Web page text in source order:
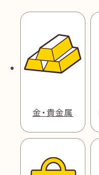
金・貴金属